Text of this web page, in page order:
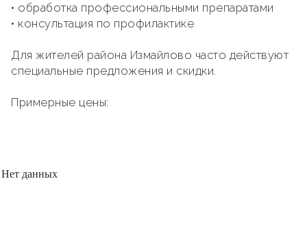
• обработка профессиональными препаратами
• консультация по профилактике
Для жителей района Измайлово часто действуют
специальные предложения и скидки.
Примерные цены:
Нет данных